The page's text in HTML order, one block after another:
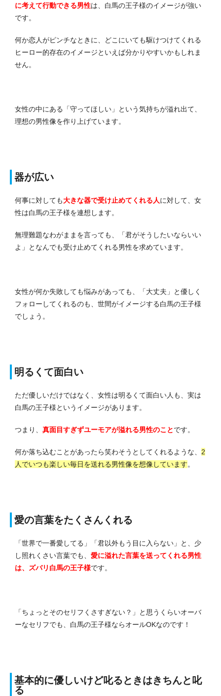
に考えて行動できる男性は、白馬の王子様のイメージが強い
です。
何か恋人がピンチなときに、どこにいても駆けつけてくれる
ヒーロー的存在のイメージといえば分かりやすいかもしれま
せん。
女性の中にある「守ってほしい」という気持ちが溢れ出て、
理想の男性像を作り上げています。
器が広い
何事に対しても大きな器で受け止めてくれる人に対して、女
性は白馬の王子様を連想します。
無理難題なわがままを言っても、「君がそうしたいならいい
よ」となんでも受け止めてくれる男性を求めています。
女性が何か失敗しても悩みがあっても、「大丈夫」と優しく
フォローしてくれるのも、世間がイメージする白馬の王子様
でしょう。
明るくて面白い
ただ優しいだけではなく、女性は明るくて面白い人も、実は
白馬の王子様というイメージがあります。
つまり、 真面目すぎずユーモアが溢れる男性のことです。
何か落ち込むことがあったら笑わそうとしてくれるような、 2
人でいつも楽しい毎日を送れる男性像を想像しています。
愛の言葉をたくさんくれる
「世界で一番愛してる」「君以外もう目に入らない」と、少
し照れくさい言葉でも、 愛に溢れた言葉を送ってくれる男性
は、ズバリ白馬の王子様です。
「ちょっとそのセリフくさすぎない？」と思うくらいオーバ
ーなセリフでも、白馬の王子様ならオールOKなのです！
基本的に優しいけど叱るときはきちんと叱
る